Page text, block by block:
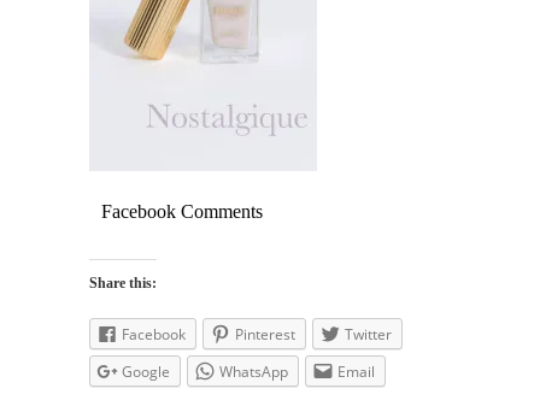
Facebook Comments
Share this:
Facebook Pinterest
Twitter
Google
WhatsApp Email